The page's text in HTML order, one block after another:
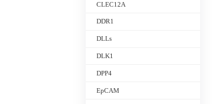
CLEC12A
DDR1
DLLs
DLK1
DPP4
EpCAM